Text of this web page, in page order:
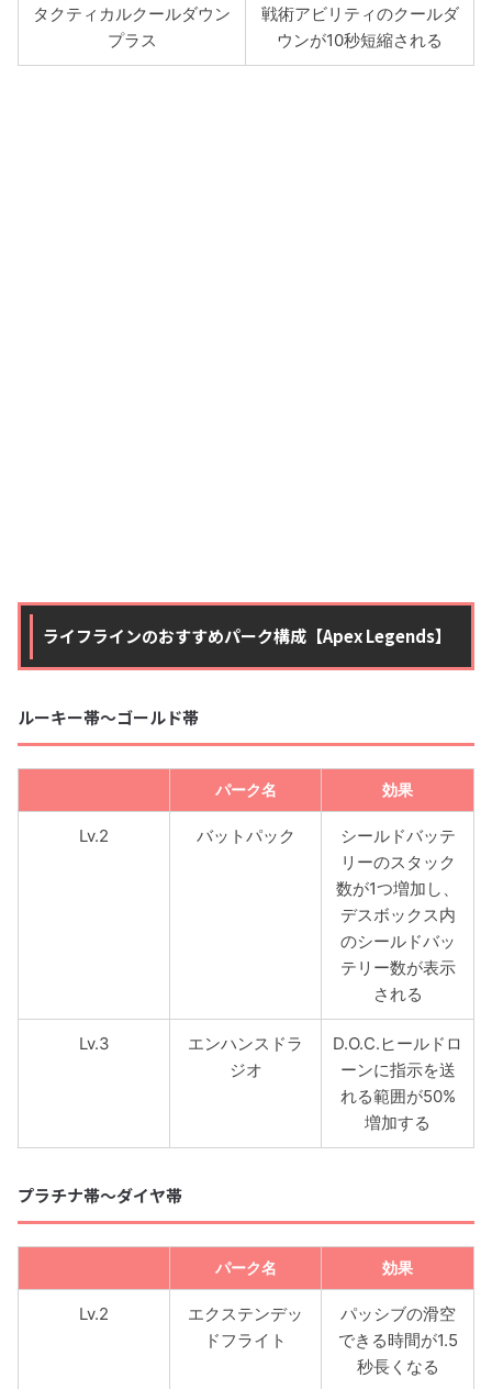
タクティカルクールダウン
プラス
戦術アビリティのクールダ
ウンが10秒短縮される
ライフラインのおすすめパーク構成【Apex Legends】
ルーキー帯〜ゴールド帯
パーク名 効果
Lv.2 バットパック
シールドバッテ
リーのスタック
数が1つ増加し、
デスボックス内
のシールドバッ
テリー数が表示
される
Lv.3
エンハンスドラ
ジオ
D.O.C.ヒールドロ
ーンに指示を送
れる範囲が50%
増加する
プラチナ帯〜ダイヤ帯
パーク名 効果
Lv.2
エクステンデッ
ドフライト
パッシブの滑空
できる時間が1.5
秒長くなる